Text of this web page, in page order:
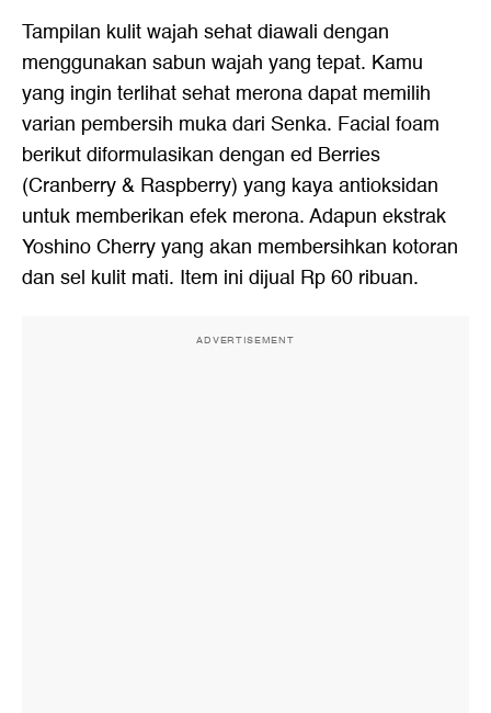
Tampilan kulit wajah sehat diawali dengan
menggunakan sabun wajah yang tepat. Kamu
yang ingin terlihat sehat merona dapat memilih
varian pembersih muka dari Senka. Facial foam
berikut diformulasikan dengan ed Berries
(Cranberry & Raspberry) yang kaya antioksidan
untuk memberikan efek merona. Adapun ekstrak
Yoshino Cherry yang akan membersihkan kotoran
dan sel kulit mati. Item ini dijual Rp 60 ribuan.
ADVERTISEMENT